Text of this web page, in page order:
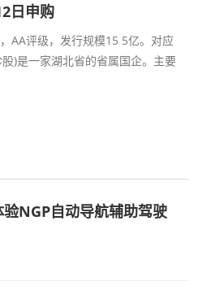
日申购
AA评级，发行规模15 5亿。对应
)是一家湖北省的省属国企。主要
NGP自动导航辅助驾驶